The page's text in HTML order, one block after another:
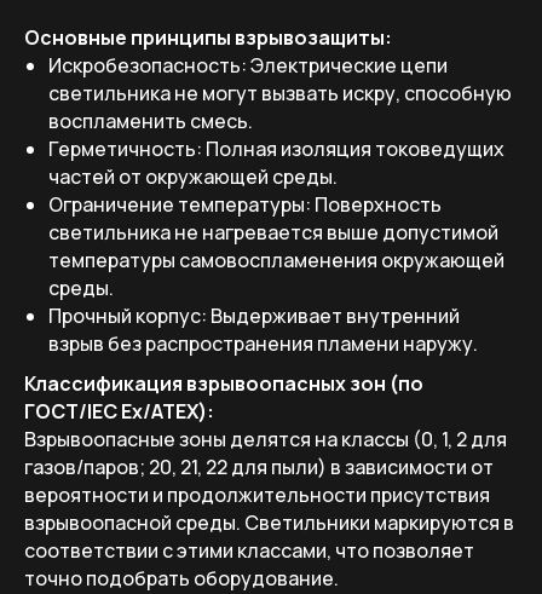
Основные принципы взрывозащиты:
Искробезопасность: Электрические цепи
светильника не могут вызвать искру, способную
воспламенить смесь.
Герметичность: Полная изоляция токоведущих
частей от окружающей среды.
Ограничение температуры: Поверхность
светильника не нагревается выше допустимой
температуры самовоспламенения окружающей
среды.
Прочный корпус: Выдерживает внутренний
взрыв без распространения пламени наружу.
Классификация взрывоопасных зон (по
ГОСТ/IEC Ex/ATEX):
Взрывоопасные зоны делятся на классы (0, 1, 2 для
газов/паров; 20, 21, 22 для пыли) в зависимости от
вероятности и продолжительности присутствия
взрывоопасной среды. Светильники маркируются в
соответствии с этими классами, что позволяет
точно подобрать оборудование.